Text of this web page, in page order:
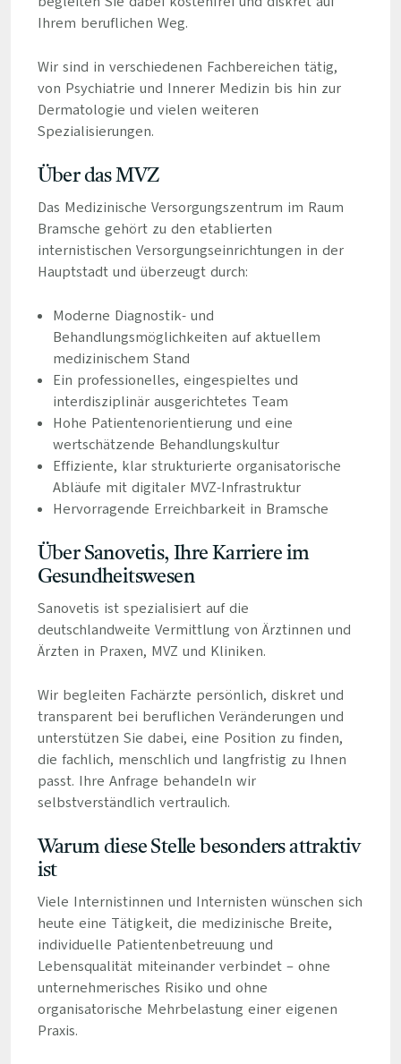
Ihrem beruflichen Weg.
Wir sind in verschiedenen Fachbereichen tätig,
von Psychiatrie und Innerer Medizin bis hin zur
Dermatologie und vielen weiteren
Spezialisierungen.
Über das MVZ
Das Medizinische Versorgungszentrum im Raum
Bramsche gehört zu den etablierten
internistischen Versorgungseinrichtungen in der
Hauptstadt und überzeugt durch:
Moderne Diagnostik- und
Behandlungsmöglichkeiten auf aktuellem
medizinischem Stand
Ein professionelles, eingespieltes und
interdisziplinär ausgerichtetes Team
Hohe Patientenorientierung und eine
wertschätzende Behandlungskultur
Effiziente, klar strukturierte organisatorische
Abläufe mit digitaler MVZ-Infrastruktur
Hervorragende Erreichbarkeit in Bramsche
Über Sanovetis, Ihre Karriere im
Gesundheitswesen
Sanovetis ist spezialisiert auf die
deutschlandweite Vermittlung von Ärztinnen und
Ärzten in Praxen, MVZ und Kliniken.
Wir begleiten Fachärzte persönlich, diskret und
transparent bei beruflichen Veränderungen und
unterstützen Sie dabei, eine Position zu finden,
die fachlich, menschlich und langfristig zu Ihnen
passt. Ihre Anfrage behandeln wir
selbstverständlich vertraulich.
Warum diese Stelle besonders attraktiv
ist
Viele Internistinnen und Internisten wünschen sich
heute eine Tätigkeit, die medizinische Breite,
individuelle Patientenbetreuung und
Lebensqualität miteinander verbindet – ohne
unternehmerisches Risiko und ohne
organisatorische Mehrbelastung einer eigenen
Praxis.